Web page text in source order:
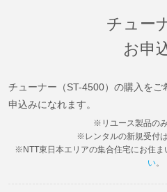
チュー
お申
チューナー（ST-4500）の購入を
申込みになれます。
※リユース製品のみ
※レンタルの新規受付
※NTT東日本エリアの集合住宅にお住ま
い。